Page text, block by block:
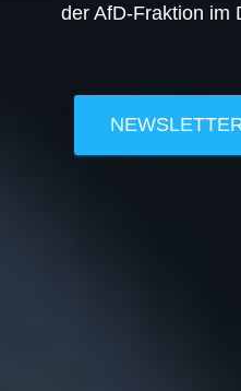
der AfD-Fraktion im